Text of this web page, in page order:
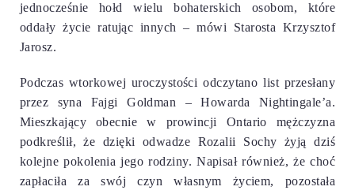
jednocześnie hołd wielu bohaterskich osobom, które
oddały życie ratując innych – mówi Starosta Krzysztof
Jarosz.
Podczas wtorkowej uroczystości odczytano list przesłany
przez syna Fajgi Goldman – Howarda Nightingale’a.
Mieszkający obecnie w prowincji Ontario mężczyzna
podkreślił, że dzięki odwadze Rozalii Sochy żyją dziś
kolejne pokolenia jego rodziny. Napisał również, że choć
zapłaciła za swój czyn własnym życiem, pozostała